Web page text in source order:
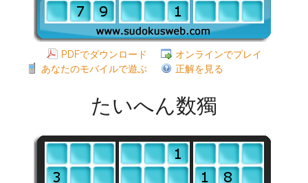
PDFでダウンロード
オンラインでプレイ
あなたのモバイルで遊ぶ
正解を見る
たいへん数獨